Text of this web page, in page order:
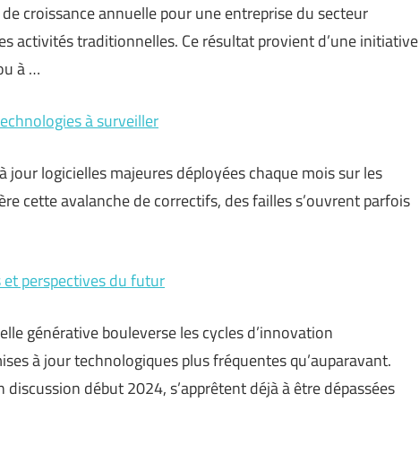
croissance annuelle pour une entreprise du secteur
activités traditionnelles. Ce résultat provient d’une initiative
à …
à surveiller
logicielles majeures déployées chaque mois sur les
cette avalanche de correctifs, des failles s’ouvrent parfois
perspectives du futur
générative bouleverse les cycles d’innovation
à jour technologiques plus fréquentes qu’auparavant.
début 2024, s’apprêtent déjà à être dépassées